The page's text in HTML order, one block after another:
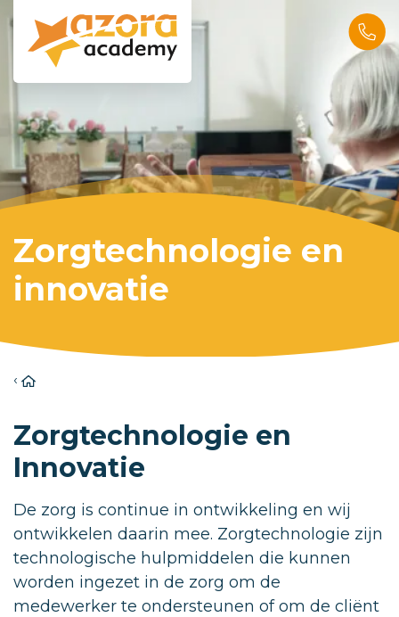
Zorgtechnologie en
innovatie
Zorgtechnologie en
Innovatie
De zorg is continue in ontwikkeling en wij
ontwikkelen daarin mee. Zorgtechnologie zijn
technologische hulpmiddelen die kunnen
worden ingezet in de zorg om de
medewerker te ondersteunen of om de cliënt